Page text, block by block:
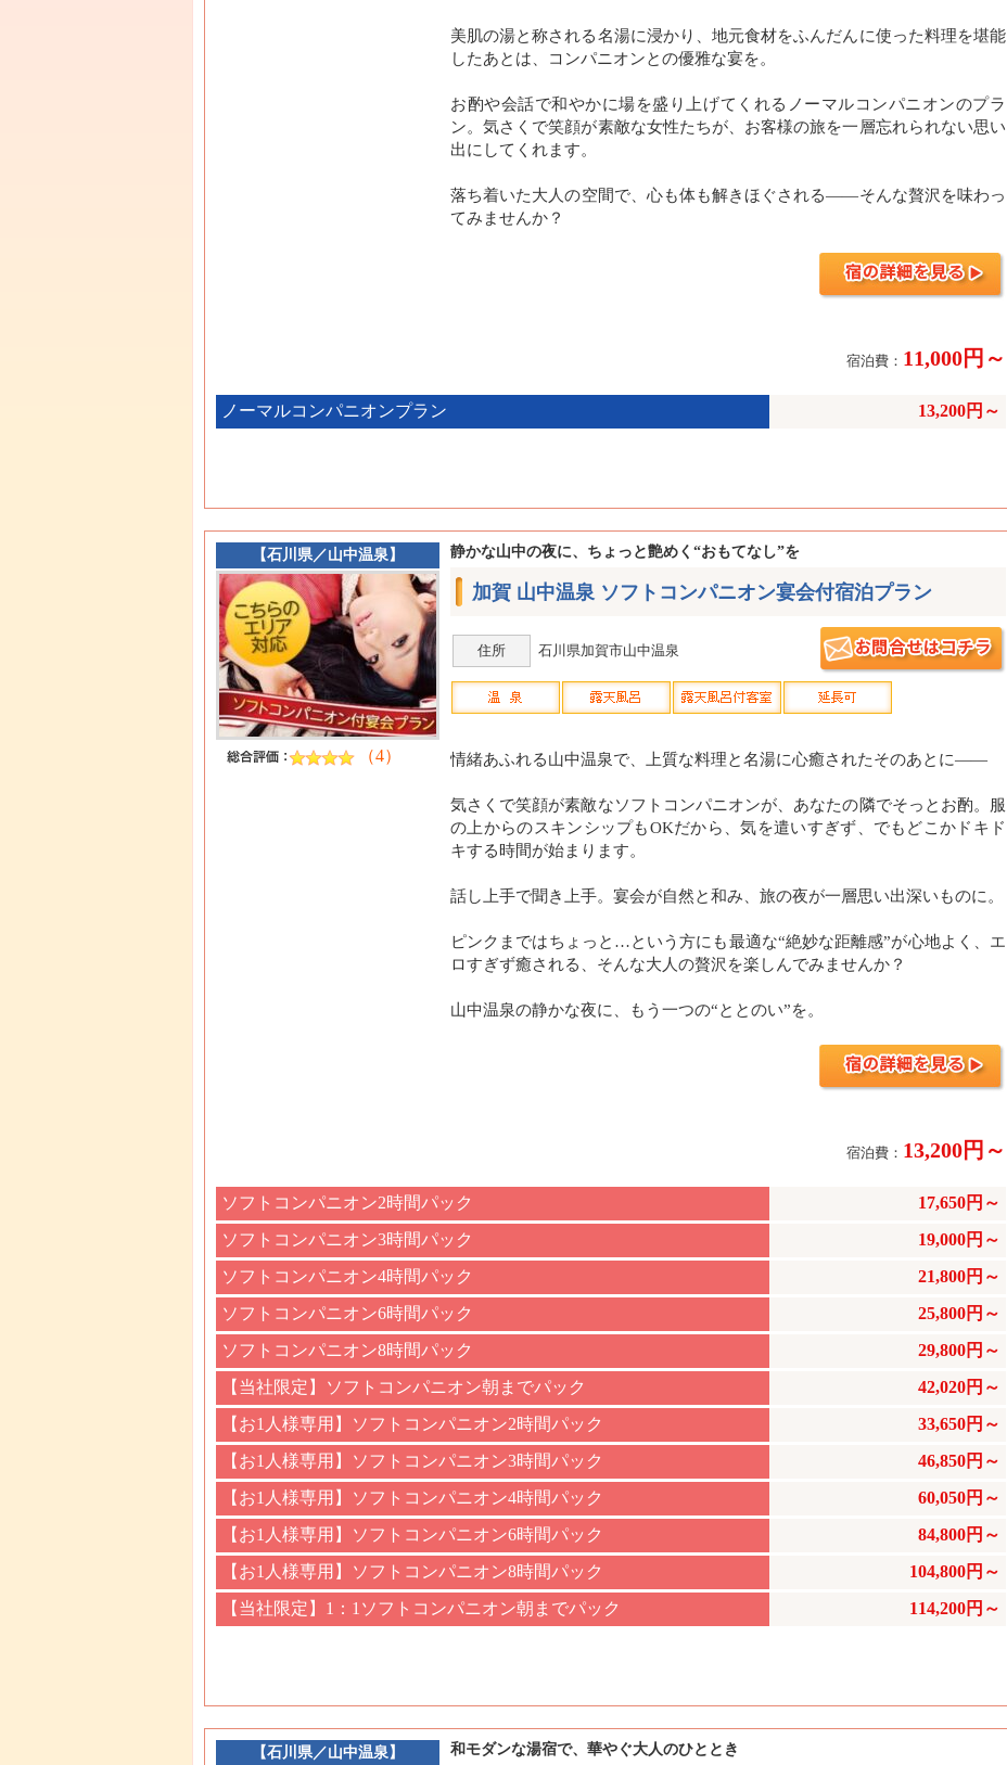
美肌の湯と称される名湯に浸かり、地元食材をふんだんに使った料理を堪能
したあとは、コンパニオンとの優雅な宴を。
お酌や会話で和やかに場を盛り上げてくれるノーマルコンパニオンのプラ
ン。気さくで笑顔が素敵な女性たちが、お客様の旅を一層忘れられない思い
出にしてくれます。
落ち着いた大人の空間で、心も体も解きほぐされる——そんな贅沢を味わっ
てみませんか？
宿泊費： 11,000円～
ノーマルコンパニオンプラン 13,200円～
【石川県／山中温泉】
（4）
静かな山中の夜に、ちょっと艶めく“おもてなし”を
加賀 山中温泉 ソフトコンパニオン宴会付宿泊プラン
住所 石川県加賀市山中温泉
情緒あふれる山中温泉で、上質な料理と名湯に心癒されたそのあとに——
気さくで笑顔が素敵なソフトコンパニオンが、あなたの隣でそっとお酌。服
の上からのスキンシップもOKだから、気を遣いすぎず、でもどこかドキド
キする時間が始まります。
話し上手で聞き上手。宴会が自然と和み、旅の夜が一層思い出深いものに。
ピンクまではちょっと…という方にも最適な“絶妙な距離感”が心地よく、エ
ロすぎず癒される、そんな大人の贅沢を楽しんでみませんか？
山中温泉の静かな夜に、もう一つの“ととのい”を。
宿泊費： 13,200円～
ソフトコンパニオン2時間パック
17,650円～
ソフトコンパニオン3時間パック
19,000円～
ソフトコンパニオン4時間パック
21,800円～
ソフトコンパニオン6時間パック
25,800円～
ソフトコンパニオン8時間パック
29,800円～
【当社限定】ソフトコンパニオン朝までパック
42,020円～
【お1人様専用】ソフトコンパニオン2時間パック
33,650円～
【お1人様専用】ソフトコンパニオン3時間パック
46,850円～
【お1人様専用】ソフトコンパニオン4時間パック
60,050円～
【お1人様専用】ソフトコンパニオン6時間パック
84,800円～
【お1人様専用】ソフトコンパニオン8時間パック
104,800円～
【当社限定】1：1ソフトコンパニオン朝までパック
114,200円～
【石川県／山中温泉】 和モダンな湯宿で、華やぐ大人のひととき